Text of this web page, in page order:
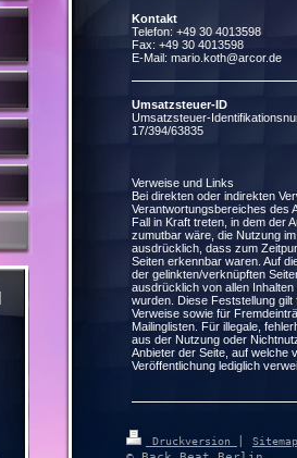
Kontakt
Telefon: +49 30 4013598
Fax: +49 30 4013598
E-Mail: mario.koth@arcor.de
Umsatzsteuer-ID
Umsatzsteuer-
17/394/63835
Verweise und Links
Bei direkten oder indirekten
Verantwortungsbereiches des
Fall in Kraft treten, in dem der
zumutbar wäre, die Nutzung
ausdrücklich, dass zum
Seiten erkennbar waren. Auf
der gelinkten/verknüpften
ausdrücklich von allen
wurden. Diese Feststellung
Verweise sowie für
Mailinglisten. Für illegale,
aus der Nutzung oder
Anbieter der Seite, auf welche
Veröffentlichung lediglich
Druckversion Sitemap